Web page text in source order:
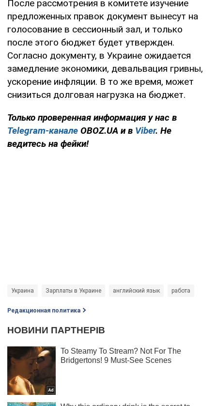
После рассмотрения в комитете изучение
предложенных правок документ вынесут на
голосование в сессионный зал, и только
после этого бюджет будет утвержден.
Согласно документу, в Украине ожидается
замедление экономики, девальвация гривны,
ускорение инфляции. В то же время, может
снизиться долговая нагрузка на бюджет.
Только проверенная информация у нас в
Telegram-канале OBOZ.UA и в Viber. Не
ведитесь на фейки!
Украина Зарплаты в Украине английский язык работа
Редакционная политика